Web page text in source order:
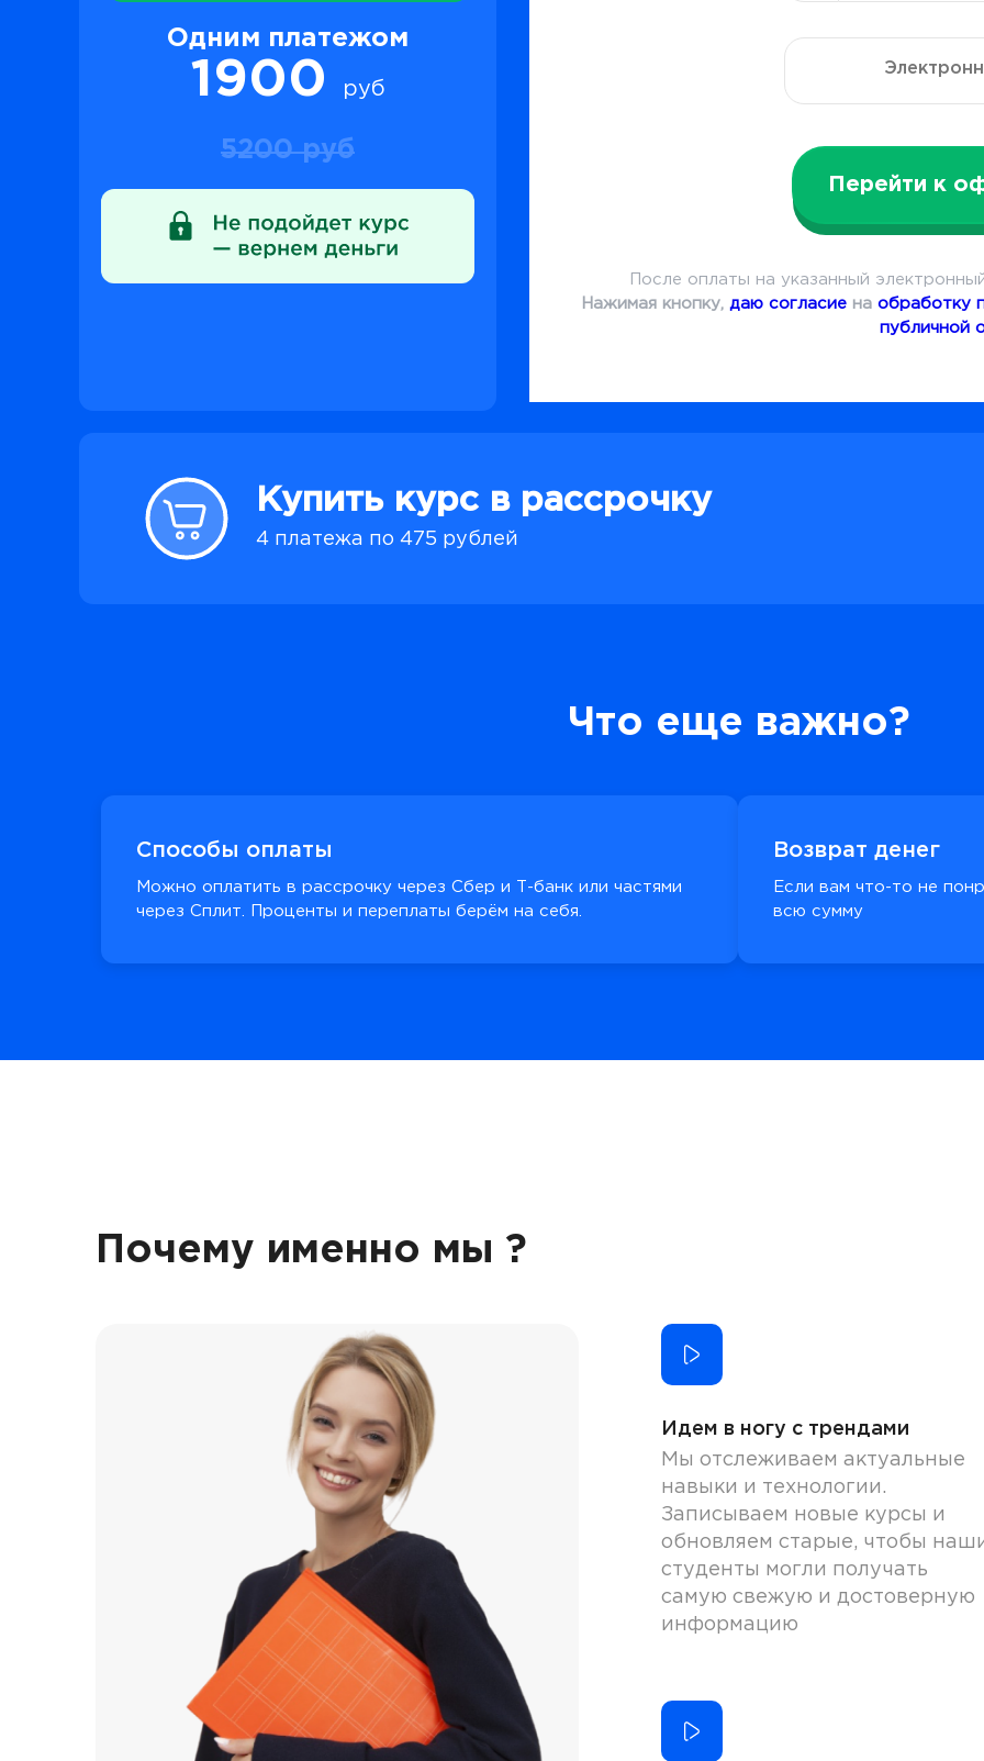
Одним платежом
1900 руб
5200 руб
Перейти к
После оплаты на указанный
Нажимая кнопку, даю согласиена обработку
публичной
Купить курс в рассрочку
4 платежа по 475 рублей
Что еще важно?
Способы оплаты
Можно оплатить в рассрочку через Сбер и Т-банк или частями
через Сплит. Проценты и переплаты берём на себя.
Возврат денег
Если вам что-то не
всю сумму
Почему именно мы ?
Идем в ногу с трендами
Мы отслеживаем актуальные
навыки и технологии.
Записываем новые курсы и
обновляем старые, чтобы
студенты могли получать
самую свежую и достоверную
информацию